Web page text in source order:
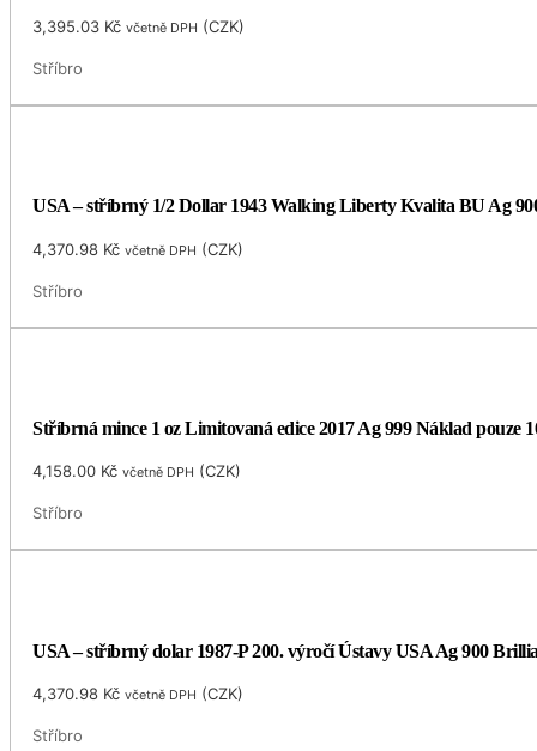
3,395.03 Kč včetně DPH (CZK)
Stříbro
USA – stříbrný 1/2 Dollar 1943 Walking Liberty Kvalita BU Ag
4,370.98 Kč včetně DPH (CZK)
Stříbro
Stříbrná mince 1 oz Limitovaná edice 2017 Ag 999 Náklad pouze
4,158.00 Kč včetně DPH (CZK)
Stříbro
USA – stříbrný dolar 1987-P 200. výročí Ústavy USA Ag 900
4,370.98 Kč včetně DPH (CZK)
Stříbro